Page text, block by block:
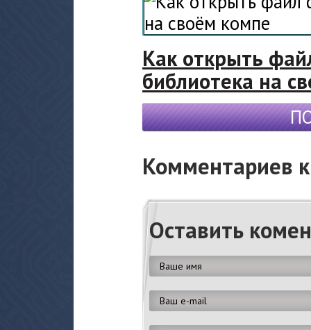
Как открыть
библиотека на
Комментариев
Оставить